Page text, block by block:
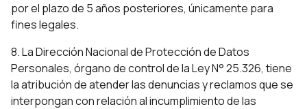
por el plazo de 5 años posteriores, únicamente para
fines legales.
8. La Dirección Nacional de Protección de Datos
Personales, órgano de control de la Ley N° 25.326, tiene
la atribución de atender las denuncias y reclamos que se
interpongan con relación al incumplimiento de las